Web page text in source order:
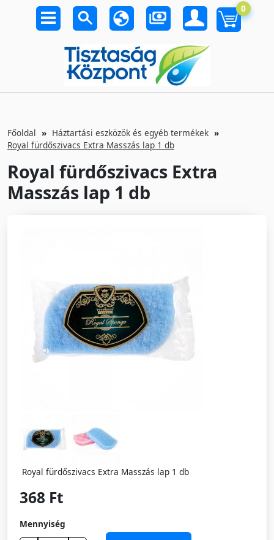
0
Főoldal
Háztartási eszközök és egyéb termékek
Royal fürdőszivacs Extra Masszás lap 1 db
Royal fürdőszivacs Extra
Masszás lap 1 db
Royal fürdőszivacs Extra Masszás lap 1 db
368 Ft
Mennyiség